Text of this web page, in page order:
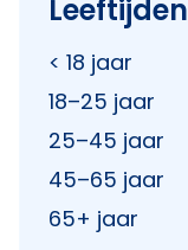
Leeftijden
< 18 jaar
18–25 jaar
25–45 jaar
45–65 jaar
65+ jaar